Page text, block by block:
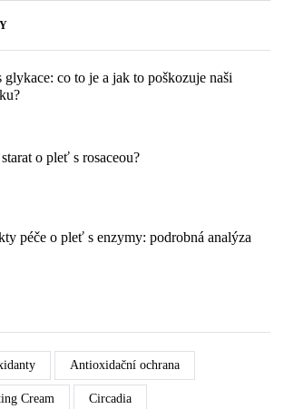
glykace: co to je a jak to poškozuje naši
starat o pleť s rosaceou?
péče o pleť s enzymy: podrobná analýza
Antioxidační ochrana
Cream Circadia